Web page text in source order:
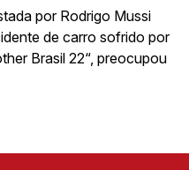
por Rodrigo Mussi
de carro sofrido por
Brasil 22“, preocupou